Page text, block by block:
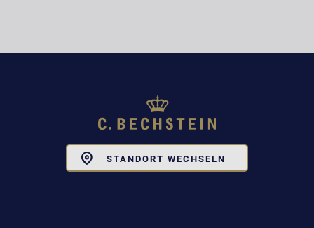
STANDORT WECHSELN